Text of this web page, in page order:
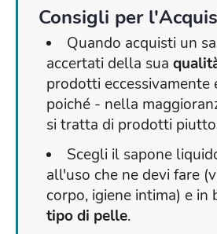
Consigli per
Quando acquisti un
accertati della sua
prodotti eccessivamente
poiché - nella
si tratta di prodotti
Scegli il sapone
all'uso che ne devi fare
corpo, igiene intima) e in
tipo di pelle.